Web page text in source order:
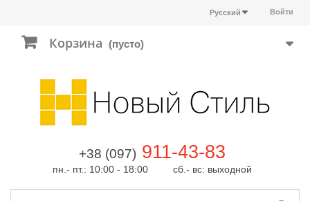
Войти
Русский
Корзина (пусто)
+38 (097) 911-43-83
пн.- пт.: 10:00 - 18:00 сб.- вс: выходной